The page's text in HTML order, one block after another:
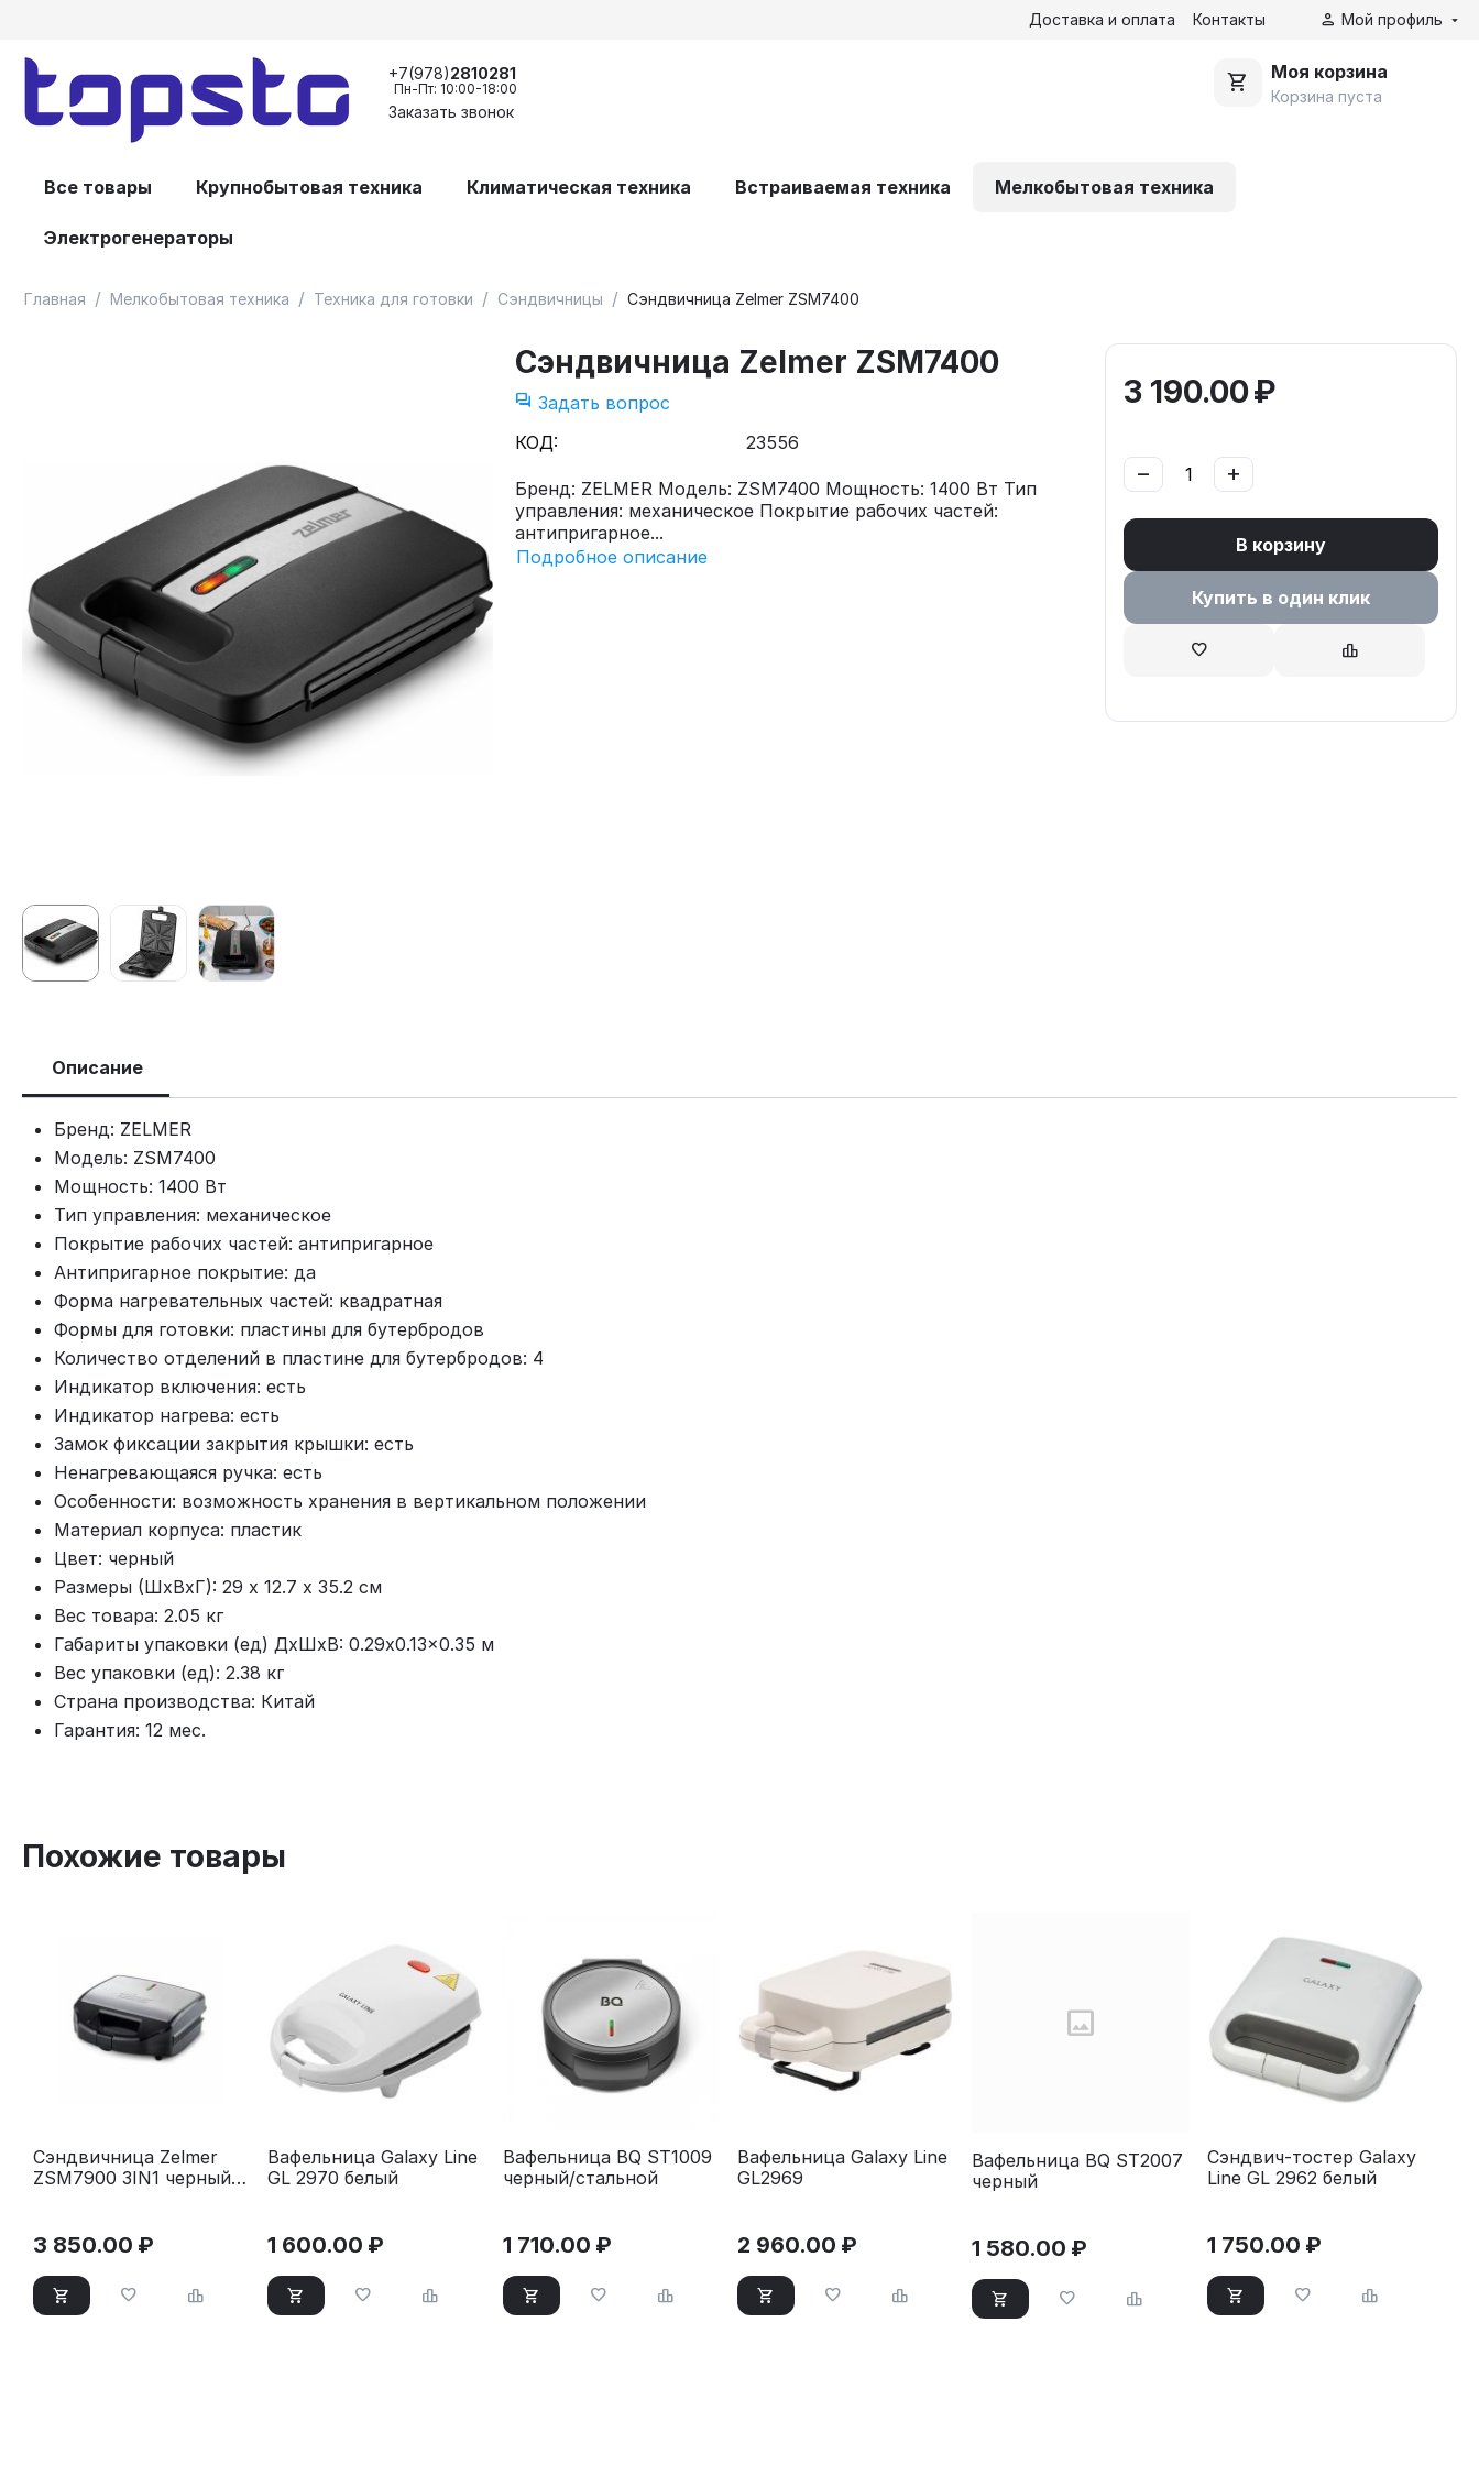
Доставка и оплата Контакты Мой профиль
+7(978)2810281
Пн-Пт: 10:00-18:00
Заказать звонок
Моя корзина
Корзина пуста
Все товары Крупнобытовая техника Климатическая техника Встраиваемая техника Мелкобытовая техника
Электрогенераторы
Главная / Мелкобытовая техника / Техника для готовки / Сэндвичницы / Сэндвичница Zelmer ZSM7400
Сэндвичница Zelmer ZSM7400
Задать вопрос
КОД:
23556
Бренд: ZELMER Модель: ZSM7400 Мощность: 1400 Вт Тип
управления: механическое Покрытие рабочих частей:
антипригарное...
Подробное описание
3 190.00₽
+
−
В корзину
Купить в один клик
Описание
Бренд: ZELMER
Модель: ZSM7400
Мощность: 1400 Вт
Тип управления: механическое
Покрытие рабочих частей: антипригарное
Антипригарное покрытие: да
Форма нагревательных частей: квадратная
Формы для готовки: пластины для бутербродов
Количество отделений в пластине для бутербродов: 4
Индикатор включения: есть
Индикатор нагрева: есть
Замок фиксации закрытия крышки: есть
Ненагревающаяся ручка: есть
Особенности: возможность хранения в вертикальном положении
Материал корпуса: пластик
Цвет: черный
Размеры (ШхВхГ): 29 х 12.7 х 35.2 см
Вес товара: 2.05 кг
Габариты упаковки (ед) ДхШхВ: 0.29x0.13x0.35 м
Вес упаковки (ед): 2.38 кг
Страна производства: Китай
Гарантия: 12 мес.
Похожие товары
Сэндвичница Zelmer
ZSM7900 3IN1 черный/
3 850.00 ₽
Вафельница Galaxy Line
GL 2970 белый
1 600.00 ₽
Вафельница BQ ST1009
черный/стальной
1 710.00 ₽
Вафельница Galaxy Line
GL2969
2 960.00 ₽
Вафельница BQ ST2007
черный
1 580.00 ₽
Сэндвич-тостер Galaxy
Line GL 2962 белый
1 750.00 ₽